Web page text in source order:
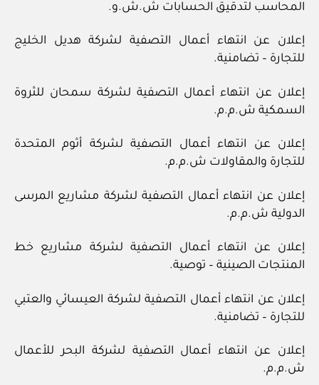
المحاسب لتدقيق الحسابات ش.ش.و.
إعلان عن انتهاء أعمال التصفية لشركة هديل الخليج
للتجارة – تضامنية.
إعلان عن انتهاء أعمال التصفية لشركة سمحان للثروة
السمكية ش.م.م.
إعلان عن انتهاء أعمال التصفية لشركة أثوم المتحدة
للتجارة والمقاولات ش.م.م.
إعلان عن انتهاء أعمال التصفية لشركة مشاريع المرسى
الدولية ش.م.م.
إعلان عن انتهاء أعمال التصفية لشركة مشاريع خط
المنتجات الصينية – توصية.
إعلان عن انتهاء أعمال التصفية لشركة العيسائي والعتبي
للتجارة – تضامنية.
إعلان عن انتهاء أعمال التصفية لشركة البحر للأعمال
ش.م.م.